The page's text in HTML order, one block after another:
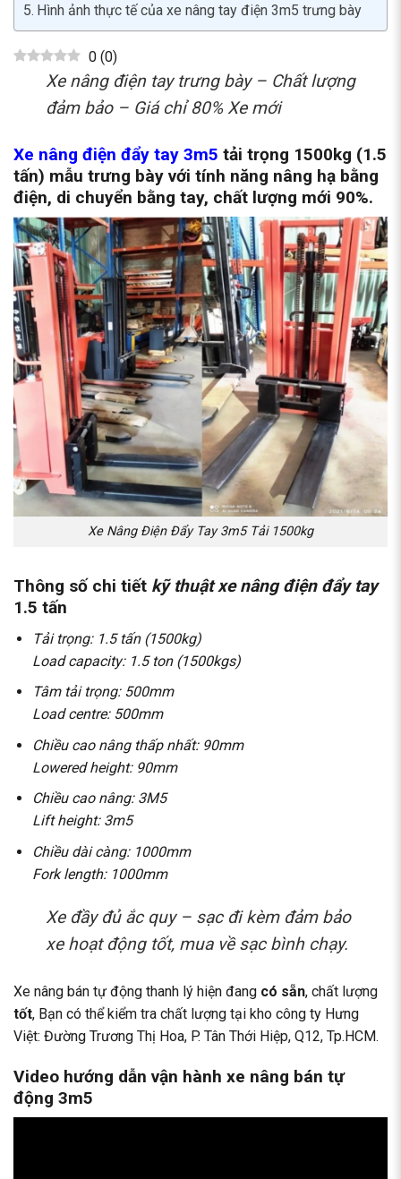
Hình ảnh thực tế của xe nâng tay điện 3m5 trưng bày
0 (0)
Xe nâng điện tay trưng bày – Chất lượng
đảm bảo – Giá chỉ 80% Xe mới
Xe nâng điện đẩy tay 3m5 tải trọng 1500kg (1.5
tấn) mẫu trưng bày với tính năng nâng hạ bằng
điện, di chuyển bằng tay, chất lượng mới 90%.
Xe Nâng Điện Đẩy Tay 3m5 Tải 1500kg
Thông số chi tiết kỹ thuật xe nâng điện đẩy tay
1.5 tấn
Tải trọng: 1.5 tấn (1500kg)
Load capacity: 1.5 ton (1500kgs)
Tâm tải trọng: 500mm
Load centre: 500mm
Chiều cao nâng thấp nhất: 90mm
Lowered height: 90mm
Chiều cao nâng: 3M5
Lift height: 3m5
Chiều dài càng: 1000mm
Fork length: 1000mm
Xe đầy đủ ắc quy – sạc đi kèm đảm bảo
xe hoạt động tốt, mua về sạc bình chạy.
Xe nâng bán tự động thanh lý hiện đang có sẵn, chất lượng
tốt, Bạn có thể kiểm tra chất lượng tại kho công ty Hưng
Việt: Đường Trương Thị Hoa, P. Tân Thới Hiệp, Q12, Tp.HCM.
Video hướng dẫn vận hành xe nâng bán tự
động 3m5